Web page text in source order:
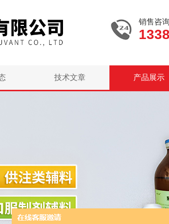
销售咨
技术文章 产品展示